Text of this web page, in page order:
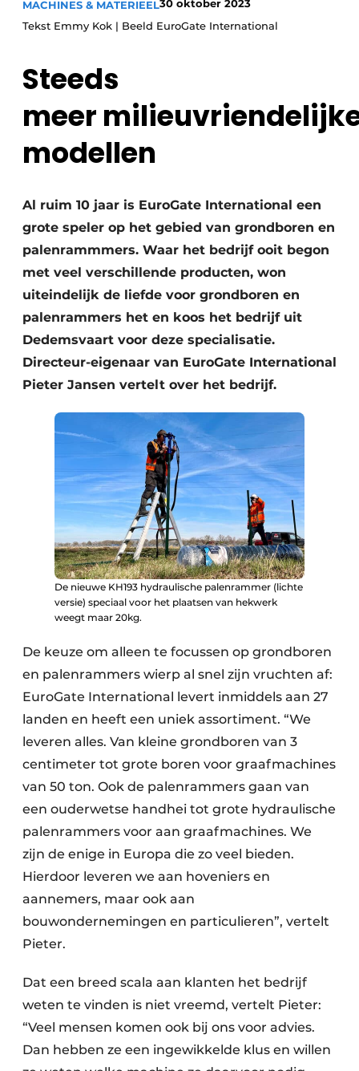
Vacatures
MACHINES & MATERIEEL30 oktober 2023
Tekst Emmy Kok | Beeld EuroGate International
Steeds
meer
modellen
Al ruim 10 jaar is EuroGate International een
grote speler op het gebied van grondboren en
palenrammmers. Waar het bedrijf ooit begon
met veel verschillende producten, won
uiteindelijk de liefde voor grondboren en
palenrammers het en koos het bedrijf uit
Dedemsvaart voor deze specialisatie.
Directeur-eigenaar van EuroGate International
Pieter Jansen vertelt over het bedrijf.
De nieuwe KH193 hydraulische palenrammer (lichte
versie) speciaal voor het plaatsen van hekwerk
weegt maar 20kg.
De keuze om alleen te focussen op grondboren
en palenrammers wierp al snel zijn vruchten af:
EuroGate International levert inmiddels aan 27
landen en heeft een uniek assortiment. “We
leveren alles. Van kleine grondboren van 3
centimeter tot grote boren voor graafmachines
van 50 ton. Ook de palenrammers gaan van
een ouderwetse handhei tot grote hydraulische
palenrammers voor aan graafmachines. We
zijn de enige in Europa die zo veel bieden.
Hierdoor leveren we aan hoveniers en
aannemers, maar ook aan
bouwondernemingen en particulieren”, vertelt
Pieter.
Dat een breed scala aan klanten het bedrijf
weten te vinden is niet vreemd, vertelt Pieter:
“Veel mensen komen ook bij ons voor advies.
Dan hebben ze een ingewikkelde klus en willen